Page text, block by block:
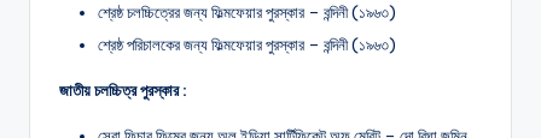
শ্রেষ্ঠ চলচ্চিত্রের জন্য ফিল্মফেয়ার পুরস্কার – বন্দিনী (১৯৬৩)
শ্রেষ্ঠ পরিচালকের জন্য ফিল্মফেয়ার পুরস্কার – বন্দিনী (১৯৬৩)
জাতীয় চলচ্চিত্র পুরস্কার :